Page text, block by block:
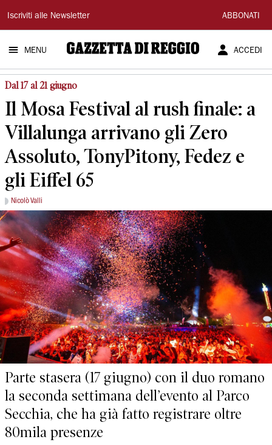
Gazzetta
di
Reggio
Iscriviti alle Newsletter ABBONATI
MENU ACCEDI
Dal 17 al 21 giugno
Il Mosa Festival al rush finale: a
Villalunga arrivano gli Zero
Assoluto, TonyPitony, Fedez e
gli Eiffel 65
Nicolò Valli
Parte stasera (17 giugno) con il duo romano
la seconda settimana dell’evento al Parco
Secchia, che ha già fatto registrare oltre
80mila presenze